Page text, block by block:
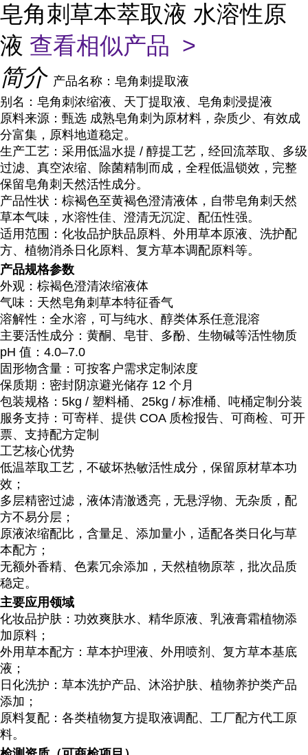
皂角刺草本萃取液 水溶性原
液 查看相似产品 >
简介 产品名称 ：皂角刺提取液
别名 ：皂角刺浓缩液、天丁提取液、皂角刺浸提液
原料来源 ：甄选 成熟皂角刺 为原材料，杂质少、有效成
分富集，原料地道稳定。
生产工艺 ：采用低温水提 / 醇提工艺，经回流萃取、多级
过滤、真空浓缩、除菌精制而成，全程低温锁效，完整
保留皂角刺天然活性成分。
产品性状 ：棕褐色至黄褐色澄清液体，自带皂角刺天然
草本气味， 水溶性佳、澄清无沉淀、配伍性强。
适用范围 ：化妆品护肤品原料、外用草本原液、洗护配
方、植物消杀日化原料、复方草本调配原料等。
产品规格参数
外观：棕褐色澄清浓缩液体
气味：天然皂角刺草本特征香气
溶解性：全水溶，可与纯水、醇类体系任意混溶
主要活性成分：黄酮、皂苷、多酚、生物碱等活性物质
pH 值：4.0–7.0
固形物含量：可按客户需求定制浓度
保质期：密封阴凉避光储存 12 个月
包装规格：5kg / 塑料桶、25kg / 标准桶、吨桶定制分装
服务支持：可寄样、提供 COA 质检报告、 可商检、可开
票、支持配方定制
工艺核心优势
低温萃取工艺，不破坏热敏活性成分，保留原材草本功
效；
多层精密过滤，液体清澈透亮，无悬浮物、无杂质，配
方不易分层；
原液浓缩配比，含量足、添加量小，适配各类日化与草
本配方；
无额外香精、色素冗余添加，天然植物原萃，批次品质
稳定。
主要应用领域
化妆品护肤 ：功效爽肤水、精华原液、乳液膏霜植物添
加原料；
外用草本配方 ：草本护理液、外用喷剂、复方草本基底
液；
日化洗护 ：草本洗护产品、沐浴护肤、植物养护类产品
添加；
原料复配 ：各类植物复方提取液调配、工厂配方代工原
料。